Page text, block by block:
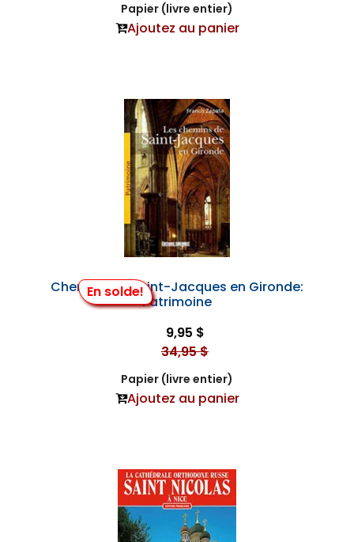
Papier (livre entier)
Ajoutez au panier
En solde!
Chemins de Saint-Jacques en Gironde:
Patrimoine
9,95 $
34,95 $
Papier (livre entier)
Ajoutez au panier